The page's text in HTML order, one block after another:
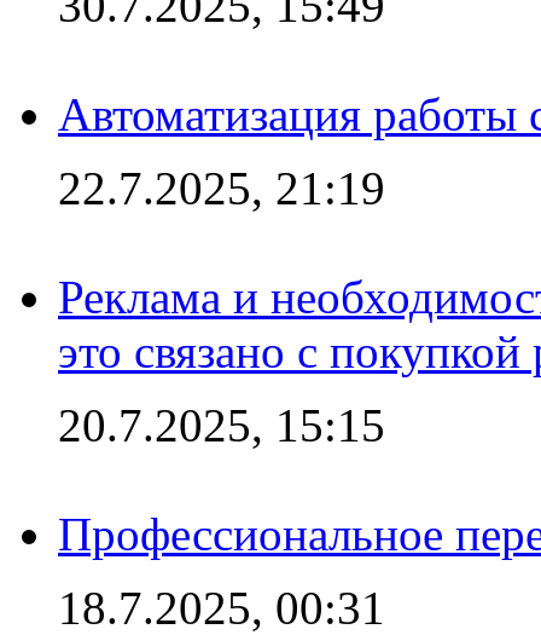
Автоматизация работы
22.7.2025, 21:19
Реклама и
это связано с покупкой
20.7.2025, 15:15
Профессиональное
18.7.2025, 00:31